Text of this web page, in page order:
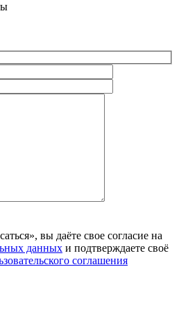
вы даёте свое согласие на
данных и подтверждаете своё
соглашения